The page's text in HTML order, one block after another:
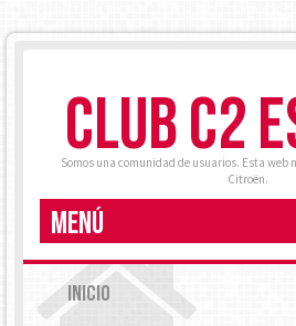
CLUB C2
Somos una comunidad de usuarios. Esta web
Citroën.
MENÚ
INICIO